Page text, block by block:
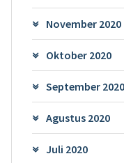
November 2020
Oktober 2020
September 2020
Agustus 2020
Juli 2020